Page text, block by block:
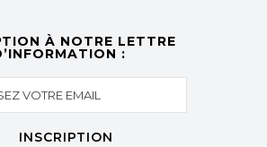
À NOTRE LETTRE
:
INSCRIPTION